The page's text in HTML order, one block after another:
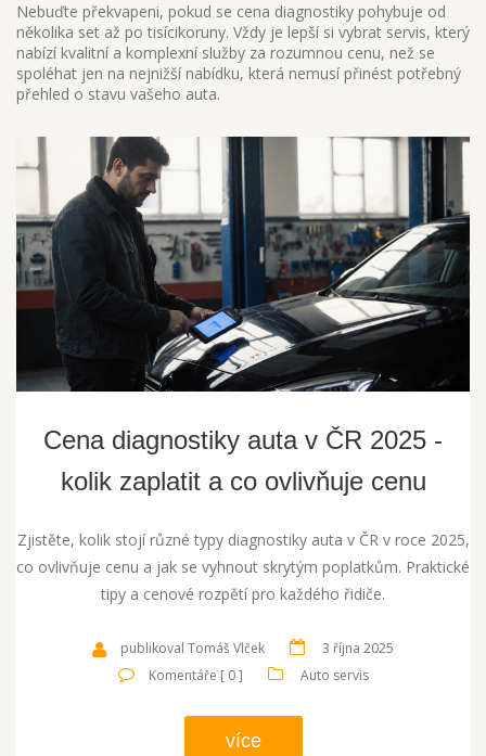
Nebuďte překvapeni, pokud se cena diagnostiky pohybuje od
několika set až po tisícikoruny. Vždy je lepší si vybrat servis, který
nabízí kvalitní a komplexní služby za rozumnou cenu, než se
spoléhat jen na nejnižší nabídku, která nemusí přinést potřebný
přehled o stavu vašeho auta.
Cena diagnostiky auta v ČR 2025 -
kolik zaplatit a co ovlivňuje cenu
Zjistěte, kolik stojí různé typy diagnostiky auta v ČR v roce 2025,
co ovlivňuje cenu a jak se vyhnout skrytým poplatkům. Praktické
tipy a cenové rozpětí pro každého řidiče.
publikoval Tomáš Vlček
3 října 2025
Komentáře [ 0 ]
Auto servis
více